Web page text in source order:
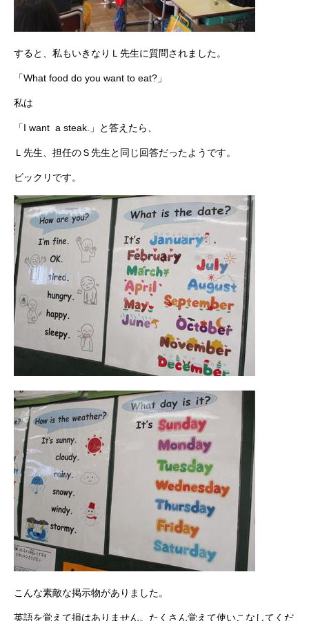
すると、私もいきなりＬ先生に質問されました。
「What food do you want to eat?」
私は
「I want a steak.」と答えたら、
Ｌ先生、担任のＳ先生と同じ回答だったようです。
ビックリです。
こんな素敵な掲示物がありました。
英語を覚えて損はありません。たくさん覚えて使いこなしてくだ